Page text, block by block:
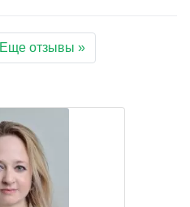
Еще отзывы »